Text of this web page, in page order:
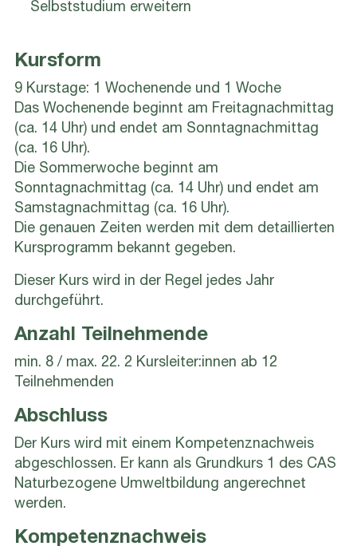
Selbststudium erweitern
Kursform
9 Kurstage: 1 Wochenende und 1 Woche
Das Wochenende beginnt am Freitagnachmittag
(ca. 14 Uhr) und endet am Sonntagnachmittag
(ca. 16 Uhr).
Die Sommerwoche beginnt am
Sonntagnachmittag (ca. 14 Uhr) und endet am
Samstagnachmittag (ca. 16 Uhr).
Die genauen Zeiten werden mit dem detaillierten
Kursprogramm bekannt gegeben.
Dieser Kurs wird in der Regel jedes Jahr
durchgeführt.
Anzahl Teilnehmende
min. 8 / max. 22. 2 Kursleiter:innen ab 12
Teilnehmenden
Abschluss
Der Kurs wird mit einem Kompetenznachweis
abgeschlossen. Er kann als Grundkurs 1 des CAS
Naturbezogene Umweltbildung angerechnet
werden.
Kompetenznachweis